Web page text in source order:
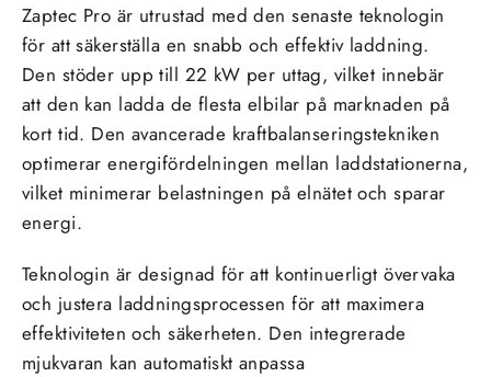
Zaptec Pro är utrustad med den senaste teknologin
för att säkerställa en snabb och effektiv laddning.
Den stöder upp till 22 kW per uttag, vilket innebär
att den kan ladda de flesta elbilar på marknaden på
kort tid. Den avancerade kraftbalanseringstekniken
optimerar energifördelningen mellan laddstationerna,
vilket minimerar belastningen på elnätet och sparar
energi.
Teknologin är designad för att kontinuerligt övervaka
och justera laddningsprocessen för att maximera
effektiviteten och säkerheten. Den integrerade
mjukvaran kan automatiskt anpassa